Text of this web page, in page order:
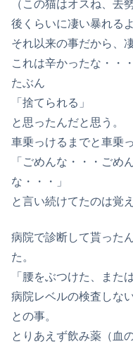
（この猫はオスね、去
後くらいに凄い暴れる
それ以来の事だから、
これは辛かったな・・・
たぶん
「捨てられる」
と思ったんだと思う。
車乗っけるまでと車乗
「ごめんな・・・ごめ
な・・・」
と言い続けてたのは覚
病院で診断して貰った
た。
「腰をぶつけた、また
病院レベルの検査しな
との事。
とりあえず飲み薬（血